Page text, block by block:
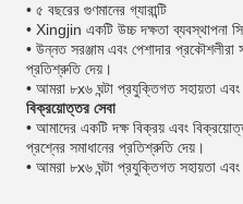
• ৫ বছরের গুণমানের গ্যারান্টি
• Xingjin একটি উচ্চ দক্ষতা ব্যবস্থাপনা
• উন্নত সরঞ্জাম এবং পেশাদার
প্রতিশ্রুতি দেয়।
• আমরা ৮x৬ ঘন্টা প্রযুক্তিগত সহায়তা এবং
বিক্রয়োত্তর সেবা
• আমাদের একটি দক্ষ বিক্রয় এবং
প্রশ্নের সমাধানের প্রতিশ্রুতি দেয়।
• আমরা ৮x৬ ঘন্টা প্রযুক্তিগত সহায়তা এবং